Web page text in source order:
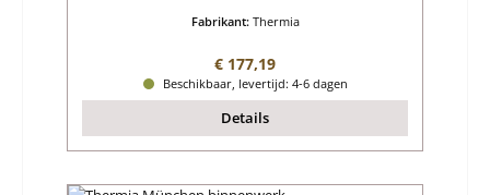
Fabrikant: Thermia
Normale prijs:
€ 177,19
Beschikbaar, levertijd: 4-6 dagen
Details